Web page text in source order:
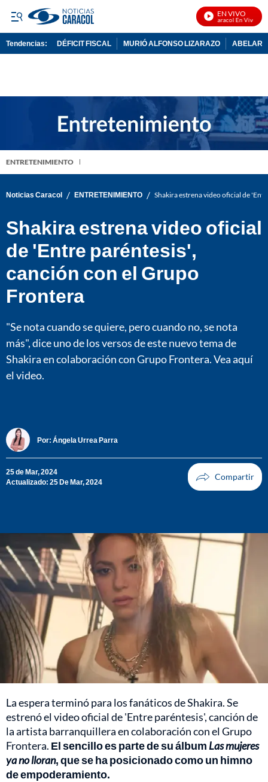
EN VIVO
Noticias Caracol En Vivo
Tendencias: DÉFICIT FISCAL MURIÓ ALFONSO LIZARAZO
ENTRETENIMIENTO
Noticias Caracol / ENTRETENIMIENTO / Shakira estrena video oficial de
Shakira estrena video oficial
de 'Entre paréntesis',
canción con el Grupo
Frontera
"Se nota cuando se quiere, pero cuando no, se nota
más", dice uno de los versos de este nuevo tema de
Shakira en colaboración con Grupo Frontera. Vea aquí
el video.
Por: Ángela Urrea Parra
25 de Mar, 2024
Actualizado: 25 De Mar, 2024
La espera terminó para los fanáticos de Shakira. Se
estrenó el video oficial de 'Entre paréntesis', canción de
la artista barranquillera en colaboración con el Grupo
Frontera. El sencillo es parte de su álbum Las mujeres
ya no lloran, que se ha posicionado como un himno
de empoderamiento.